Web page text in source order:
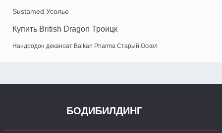
Sustamed Усолье
Купить British Dragon Троицк
Нандродон деканоат Balkan Pharma Старый Оскол
БОДИБИЛДИНГ